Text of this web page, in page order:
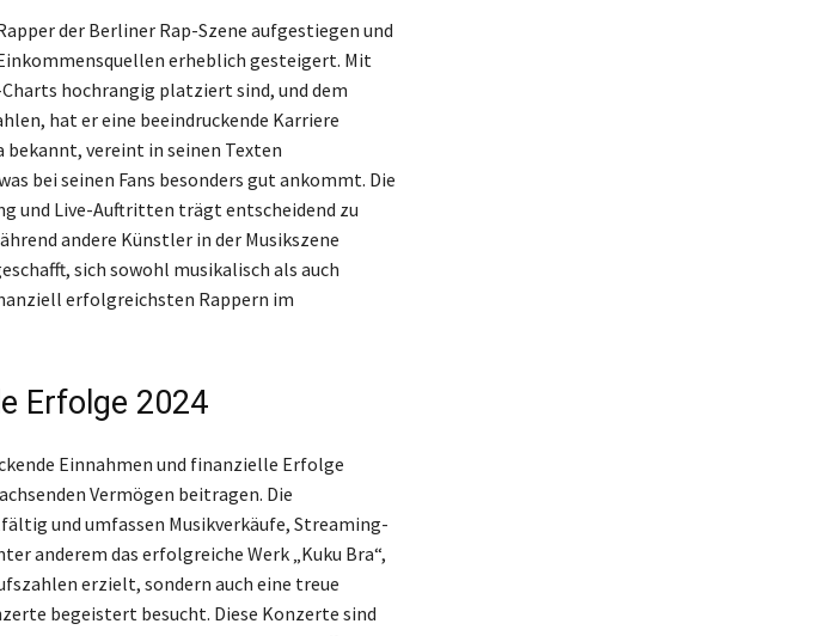
der Berliner Rap-Szene aufgestiegen und
erheblich gesteigert. Mit
hochrangig platziert sind, und dem
hat er eine beeindruckende Karriere
bekannt, vereint in seinen Texten
bei seinen Fans besonders gut ankommt. Die
und Live-Auftritten trägt entscheidend zu
andere Künstler in der Musikszene
sich sowohl musikalisch als auch
erfolgreichsten Rappern im
Erfolge 2024
Einnahmen und finanzielle Erfolge
Vermögen beitragen. Die
und umfassen Musikverkäufe, Streaming-
anderem das erfolgreiche Werk „Kuku Bra“,
erzielt, sondern auch eine treue
begeistert besucht. Diese Konzerte sind